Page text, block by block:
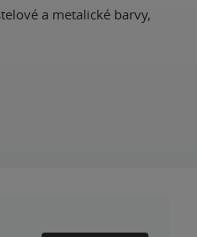
a metalické barvy,